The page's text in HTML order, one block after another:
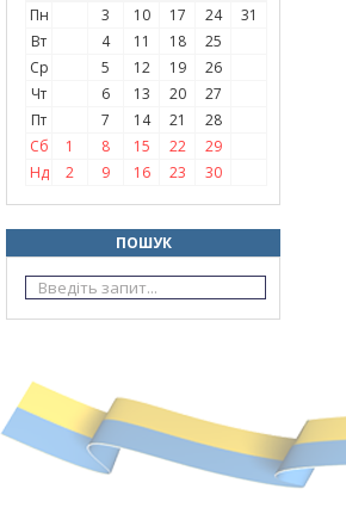
Пн 3 10 17 24
31
Вт
4 11 18
25
Ср
5 12 19
26
Чт
6 13 20
27
Пт
7 14 21
28
Сб
1 8 15 22
29
Нд
2 9 16 23 30
ПОШУК